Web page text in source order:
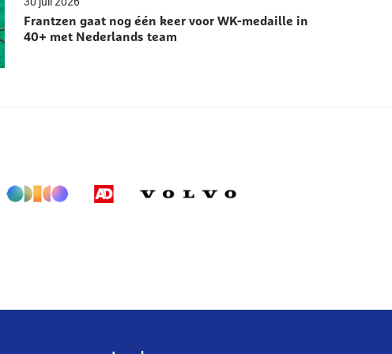
Frantzen gaat nog één keer voor WK-medaille in
40+ met Nederlands team